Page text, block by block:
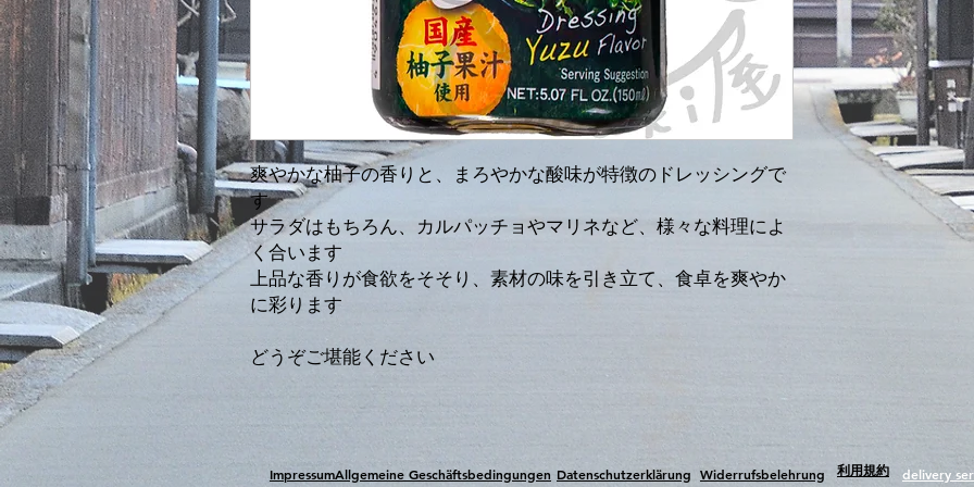
爽やかな柚子の香りと、まろやかな酸味が特徴のドレッシングで
す
サラダはもちろん、カルパッチョやマリネなど、様々な料理によ
く合います
上品な香りが食欲をそそり、素材の味を引き立て、食卓を爽やか
に彩ります
どうぞご堪能ください
ImpressumAllgemeine Geschäftsbedingungen Datenschutzerklärung Widerrufsbelehrung ​利用規約 delivery